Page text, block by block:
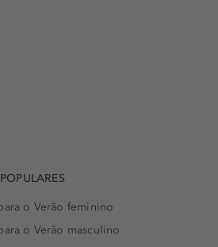
o Verão feminino
o Verão masculino